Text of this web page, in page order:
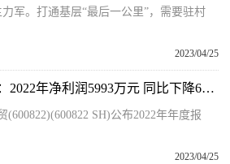
军。打通基层“最后一公里”，需要驻村
2023/04/25
上海物贸(600822.SH)：2022年净利润5993万元 同比下降60.09% 世界视讯
(600822)(600822 SH)公布2022年年度报
2023/04/25